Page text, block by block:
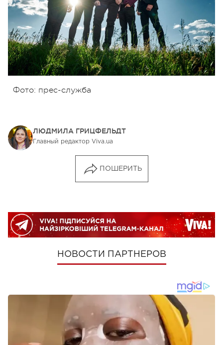
Фото: прес-служба
ЛЮДМИЛА ГРИЦФЕЛЬДТ
Главный редактор Viva.ua
ПОШЕРИТЬ
НОВОСТИ ПАРТНЕРОВ